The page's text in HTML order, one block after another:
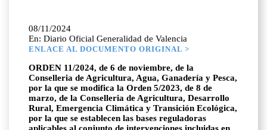
08/11/2024
En: Diario Oficial Generalidad de Valencia
ENLACE AL DOCUMENTO ORIGINAL >
ORDEN 11/2024, de 6 de noviembre, de la
Conselleria de Agricultura, Agua, Ganadería y Pesca,
por la que se modifica la Orden 5/2023, de 8 de
marzo, de la Conselleria de Agricultura, Desarrollo
Rural, Emergencia Climática y Transición Ecológica,
por la que se establecen las bases reguladoras